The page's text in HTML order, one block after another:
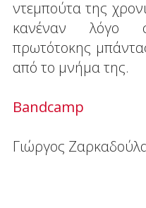
ντεμπούτα της
κανέναν λόγο
πρωτότοκης
από το μνήμα της.
Bandcamp
Γιώργος